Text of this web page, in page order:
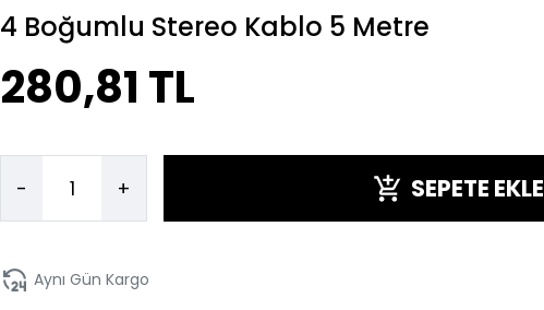
4 Boğumlu Stereo Kablo 5 Metre
280,81 TL
- + SEPETE EKLE
Aynı Gün Kargo